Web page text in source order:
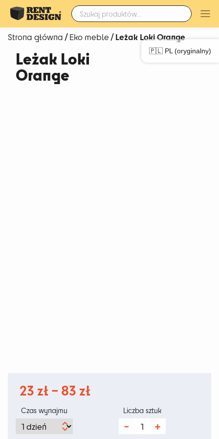
Szukaj:
🇵🇱 PL (oryginalny)
Strona główna/Eko meble/ Leżak Loki Orange
Leżak Loki
Orange
23 zł– 83 złZakres
Czas wynajmu
ilość
Liczba sztuk